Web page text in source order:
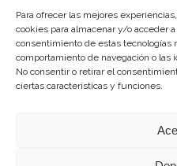
Para ofrecer las mejores
cookies para almacenar y/o acceder
consentimiento de estas tecnologías
comportamiento de navegación o
No consentir o retirar el
ciertas características y funciones.
con fondos provenientes del
Calidad